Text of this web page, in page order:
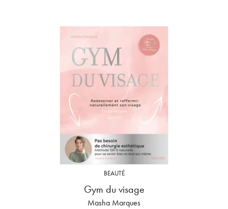
BEAUTÉ
Gym du visage
Masha Marques